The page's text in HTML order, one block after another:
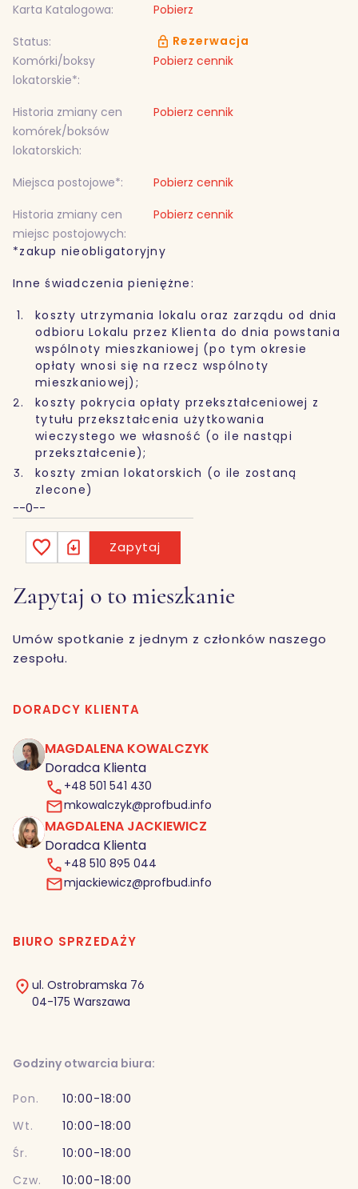
Karta Katalogowa:
Pobierz
Status:
Rezerwacja
Komórki/boksy
lokatorskie*:
Pobierz cennik
Historia zmiany cen
komórek/boksów
lokatorskich:
Pobierz cennik
Miejsca postojowe*:
Pobierz cennik
Historia zmiany cen
miejsc postojowych:
Pobierz cennik
*zakup nieobligatoryjny
Inne świadczenia pieniężne:
koszty utrzymania lokalu oraz zarządu od dnia
odbioru Lokalu przez Klienta do dnia powstania
wspólnoty mieszkaniowej (po tym okresie
opłaty wnosi się na rzecz wspólnoty
mieszkaniowej);
koszty pokrycia opłaty przekształceniowej z
tytułu przekształcenia użytkowania
wieczystego we własność (o ile nastąpi
przekształcenie);
koszty zmian lokatorskich (o ile zostaną
zlecone)
--0--
Zapytaj
Zapytaj o to mieszkanie
Umów spotkanie z jednym z członków naszego
zespołu.
DORADCY KLIENTA
MK MAGDALENA KOWALCZYK
Doradca Klienta
+48 501 541 430
mkowalczyk@profbud.info
MJ MAGDALENA JACKIEWICZ
Doradca Klienta
+48 510 895 044
mjackiewicz@profbud.info
BIURO SPRZEDAŻY
ul. Ostrobramska 76
04-175 Warszawa
Godziny otwarcia biura:
Pon.
10:00-18:00
Wt.
10:00-18:00
Śr.
10:00-18:00
Czw.
10:00-18:00